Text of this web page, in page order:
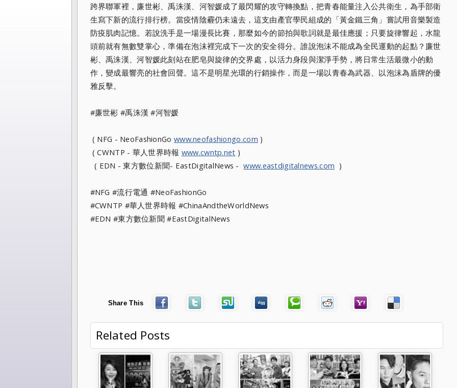
跨界聯軍裡，廉世彬、禹洙漢、河智媛成了最閃耀的攻守轉換點，把青春能量注入公共衛生，為手部衛
生寫下新的流行排行榜。當疫情陰霾仍未遠去，這支由產官學民組成的「黃金鐵三角」嘗試用音樂製造
防疫肌肉記憶。若說洗手是一場漫長比賽，那麼如今的節拍與歌詞就是最佳應援；只要旋律響起，水龍
頭前就有無數雙掌心，準備在泡沫裡完成下一次的安全得分。誰說泡沫不能成為全民運動的起點？廉世
彬、禹洙漢、河智媛此刻站在肥皂與旋律的交界處，以活力身段與潔淨手勢，將日常生活最微小的動
作，變成最響亮的社會回聲。這不是明星光環的行銷操作，而是一場以青春為武器、以泡沫為盾牌的優
雅反擊。
#廉世彬 #禹洙漢 #河智媛
( NFG - NeoFashionGo www.neofashiongo.com )
( CWNTP - 華人世界時報 www.cwntp.net )
( EDN - 東方數位新聞- EastDigitalNews -www.eastdigitalnews.com )
#NFG #流行電通 #NeoFashionGo
#CWNTP #華人世界時報 #ChinaAndtheWorldNews
#EDN #東方數位新聞 #EastDigitalNews
Share This
Related Posts